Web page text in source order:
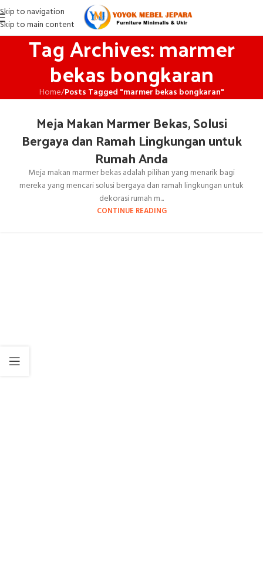
Skip to navigation
Skip to main content
Tag Archives: marmer
bekas bongkaran
Home/Posts Tagged "marmer bekas bongkaran"
Meja Makan Marmer Bekas, Solusi
Bergaya dan Ramah Lingkungan untuk
Rumah Anda
Meja makan marmer bekas adalah pilihan yang menarik bagi
mereka yang mencari solusi bergaya dan ramah lingkungan untuk
dekorasi rumah m...
CONTINUE READING